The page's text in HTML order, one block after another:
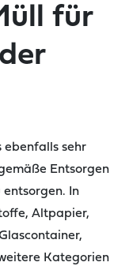
für
ebenfalls sehr
Entsorgen
entsorgen. In
Altpapier,
Kategorien